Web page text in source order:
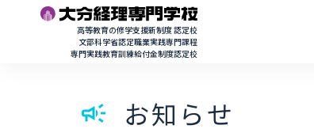
高等教育の修学支援新制度 認定校
文部科学省認定職業実践専門課程
専門実践教育訓練給付金制度認定校
campaign お知らせ